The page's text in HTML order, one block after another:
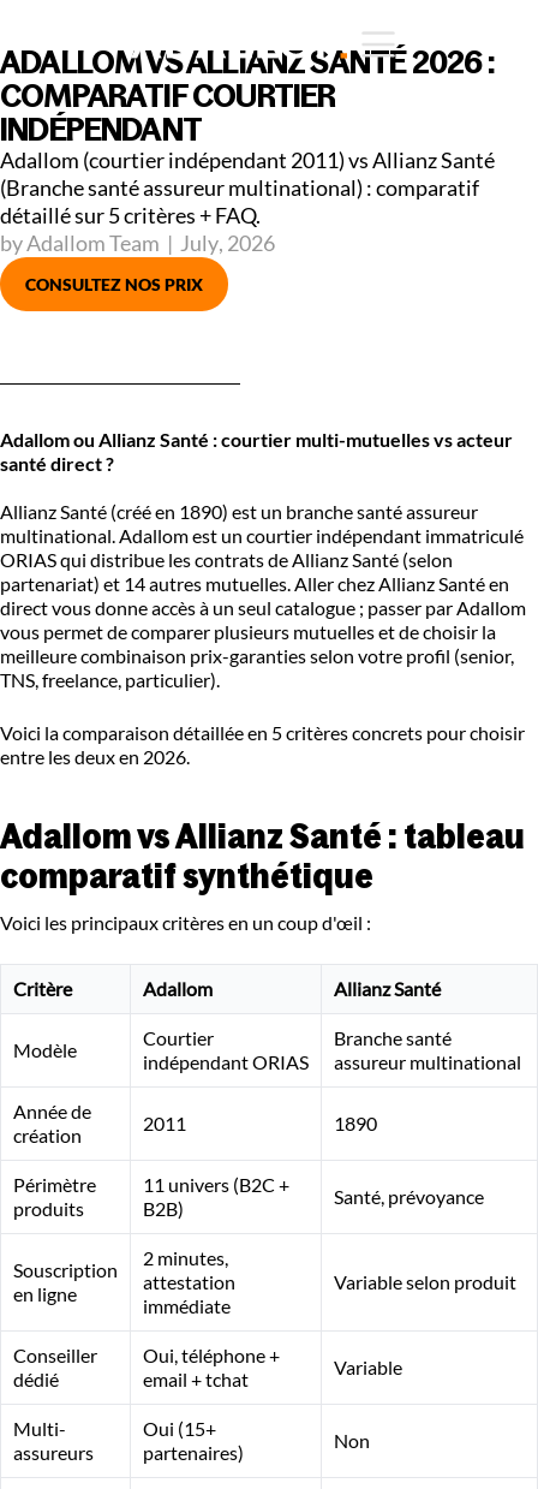
ADALLOM VS ALLIANZ SANTÉ 2026 :
COMPARATIF COURTIER
INDÉPENDANT
Adallom (courtier indépendant 2011) vs Allianz Santé
(Branche santé assureur multinational) : comparatif
détaillé sur 5 critères + FAQ.
by Adallom Team | July, 2026
CONSULTEZ NOS PRIX
Adallom ou Allianz Santé : courtier multi-mutuelles vs acteur
santé direct ?
Allianz Santé (créé en 1890) est un branche santé assureur
multinational. Adallom est un courtier indépendant immatriculé
ORIAS qui distribue les contrats de Allianz Santé (selon
partenariat) et 14 autres mutuelles. Aller chez Allianz Santé en
direct vous donne accès à un seul catalogue ; passer par Adallom
vous permet de comparer plusieurs mutuelles et de choisir la
meilleure combinaison prix-garanties selon votre profil (senior,
TNS, freelance, particulier).
Voici la comparaison détaillée en 5 critères concrets pour choisir
entre les deux en 2026.
Adallom vs Allianz Santé : tableau
comparatif synthétique
Voici les principaux critères en un coup d'œil :
Critère Adallom Allianz Santé
Modèle
Courtier
indépendant ORIAS
Branche santé
assureur multinational
Année de
création
2011 1890
Périmètre
produits
11 univers (B2C +
B2B)
Santé, prévoyance
Souscription
en ligne
2 minutes,
attestation
immédiate
Variable selon produit
Conseiller
dédié
Oui, téléphone +
email + tchat
Variable
Multi-
assureurs
Oui (15+
partenaires)
Non